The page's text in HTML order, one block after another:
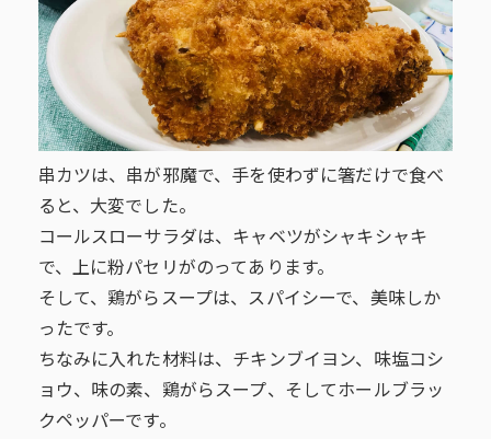
串カツは、串が邪魔で、手を使わずに箸だけで食べ
ると、大変でした。
コールスローサラダは、キャベツがシャキシャキ
で、上に粉パセリがのってあります。
そして、鶏がらスープは、スパイシーで、美味しか
ったです。
ちなみに入れた材料は、チキンブイヨン、味塩コシ
ョウ、味の素、鶏がらスープ、そしてホールブラッ
クペッパーです。